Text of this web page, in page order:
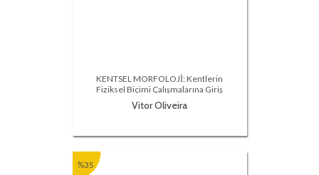
KENTSEL MORFOLOJİ: Kentlerin
Fiziksel Biçimi Çalışmalarına Giriş
Vitor Oliveira
%35